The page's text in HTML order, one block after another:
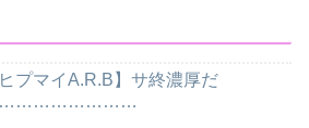
ヒプマイA.R.B】サ終濃厚だ
……………………